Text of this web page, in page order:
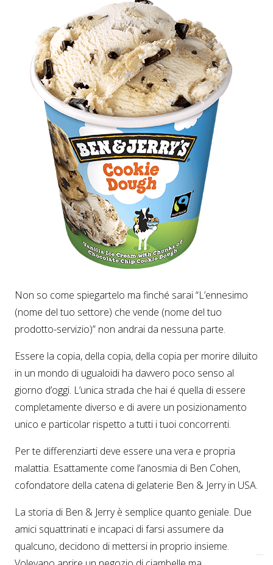
Non so come spiegartelo ma finché sarai “L’ennesimo
(nome del tuo settore) che vende (nome del tuo
prodotto-servizio)” non andrai da nessuna parte.
Essere la copia, della copia, della copia per morire diluito
in un mondo di ugualoidi ha davvero poco senso al
giorno d’oggi. L’unica strada che hai é quella di essere
completamente diverso e di avere un posizionamento
unico e particolar rispetto a tutti i tuoi concorrenti.
Per te differenziarti deve essere una vera e propria
malattia. Esattamente come l’anosmia di Ben Cohen,
cofondatore della catena di gelaterie Ben & Jerry in USA.
La storia di Ben & Jerry è semplice quanto geniale. Due
amici squattrinati e incapaci di farsi assumere da
qualcuno, decidono di mettersi in proprio insieme.